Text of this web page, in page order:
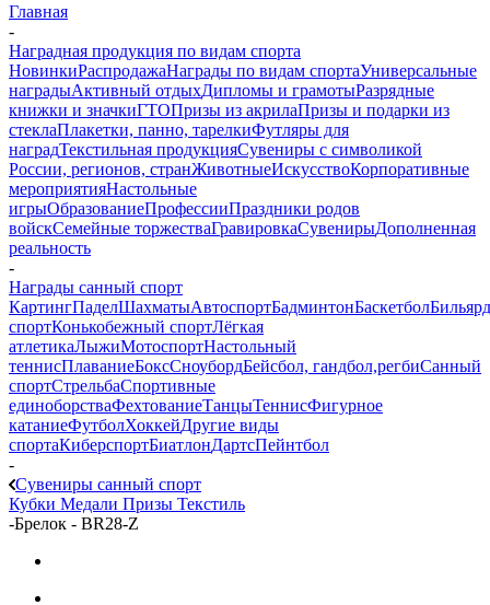
Главная
-
Наградная продукция по видам спорта
НовинкиРаспродажаНаграды по видам спортаУниверсальные
наградыАктивный отдыхДипломы и грамотыРазрядные
книжки и значкиГТОПризы из акрилаПризы и подарки из
стеклаПлакетки, панно, тарелкиФутляры для
наградТекстильная продукцияСувениры с символикой
России, регионов, странЖивотныеИскусствоКорпоративные
мероприятияНастольные
игрыОбразованиеПрофессииПраздники родов
войскСемейные торжестваГравировкаСувенирыДополненная
реальность
-
Награды санный спорт
КартингПаделШахматыАвтоспортБадминтонБаскетболБильярд
спортКонькобежный спортЛёгкая
атлетикаЛыжиМотоспортНастольный
теннисПлаваниеБоксСноубордБейсбол, гандбол,регбиСанный
спортСтрельбаСпортивные
единоборстваФехтованиеТанцыТеннисФигурное
катаниеФутболХоккейДругие виды
спортаКиберспортБиатлонДартсПейнтбол
-
Сувениры санный спорт
Кубки Медали Призы Текстиль
-Брелок - BR28-Z